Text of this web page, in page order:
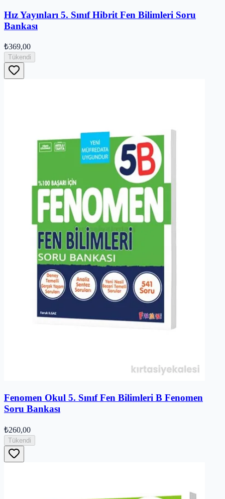
Hız Yayınları 5. Sınıf Hibrit Fen Bilimleri Soru
Bankası
₺369,00
Tükendi
Fenomen Okul 5. Sınıf Fen Bilimleri B Fenomen
Soru Bankası
₺260,00
Tükendi